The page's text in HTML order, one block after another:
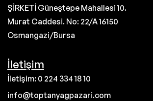
ŞİRKETİ Güneştepe Mahallesi 10.
Murat Caddesi. No: 22/A 16150
Osmangazi/Bursa
İletişim
İletişim: 0 224 334 18 10
info@toptanyagpazari.com